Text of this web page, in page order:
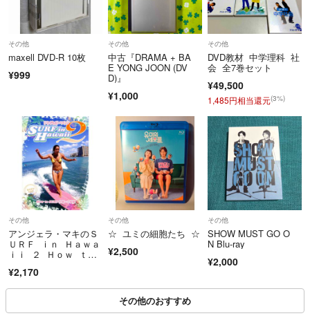
その他
maxell DVD-R 10枚
¥999
その他
中古『DRAMA + BA
E YONG JOON (DV
D)』
¥1,000
その他
DVD教材 中学理科 社
会 全7巻セット
¥49,500
1,485円相当還元(3%)
その他
アンジェラ・マキのＳ
ＵＲＦ ｉｎ Ｈａｗａ
ｉｉ ２ Ｈｏｗ ｔ
¥2,170
その他
☆ ユミの細胞たち ☆
¥2,500
その他
SHOW MUST GO O
N Blu-ray
¥2,000
その他のおすすめ